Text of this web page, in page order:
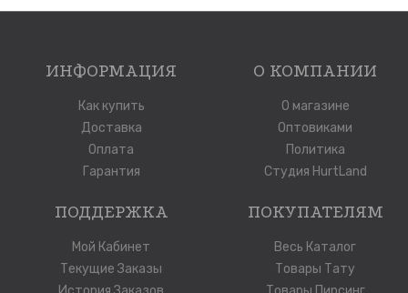
ИНФОРМАЦИЯ
Как купить
Доставка
Оплата
Гарантия
О КОМПАНИИ
О магазине
Оптовиками
Политика
Студия HurtLand
ПОДДЕРЖКА
Мой Кабинет
Текущие Заказы
ПОКУПАТЕЛЯМ
Весь Каталог
Товары Тату